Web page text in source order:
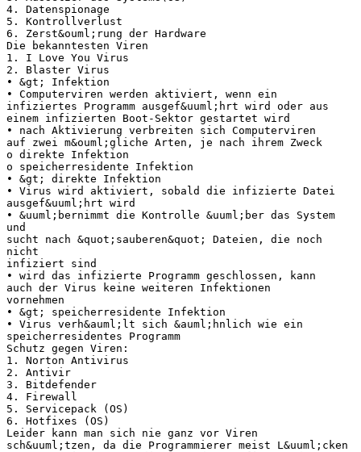
4. Datenspionage
5. Kontrollverlust
6. Zerst&ouml;rung der Hardware
Die bekanntesten Viren
1. I Love You Virus
2. Blaster Virus
• &gt; Infektion
• Computerviren werden aktiviert, wenn ein
infiziertes Programm ausgef&uuml;hrt wird oder aus
einem infizierten Boot-Sektor gestartet wird
• nach Aktivierung verbreiten sich Computerviren
auf zwei m&ouml;gliche Arten, je nach ihrem Zweck
o direkte Infektion
o speicherresidente Infektion
• &gt; direkte Infektion
• Virus wird aktiviert, sobald die infizierte Datei
ausgef&uuml;hrt wird
• &uuml;bernimmt die Kontrolle &uuml;ber das System
und
sucht nach &quot;sauberen&quot; Dateien, die noch
nicht
infiziert sind
• wird das infizierte Programm geschlossen, kann
auch der Virus keine weiteren Infektionen
vornehmen
• &gt; speicherresidente Infektion
• Virus verh&auml;lt sich &auml;hnlich wie ein
speicherresidentes Programm
Schutz gegen Viren:
1. Norton Antivirus
2. Antivir
3. Bitdefender
4. Firewall
5. Servicepack (OS)
6. Hotfixes (OS)
Leider kann man sich nie ganz vor Viren
sch&uuml;tzen, da die Programmierer meist L&uuml;cken